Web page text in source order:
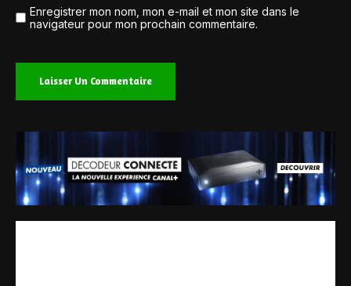
Enregistrer mon nom, mon e-mail et mon site dans le
navigateur pour mon prochain commentaire.